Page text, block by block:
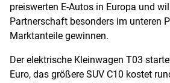
preiswerten E-Autos in Europa und
Partnerschaft besonders im unteren
Marktanteile gewinnen.
Der elektrische Kleinwagen T03
Euro, das größere SUV C10 kostet